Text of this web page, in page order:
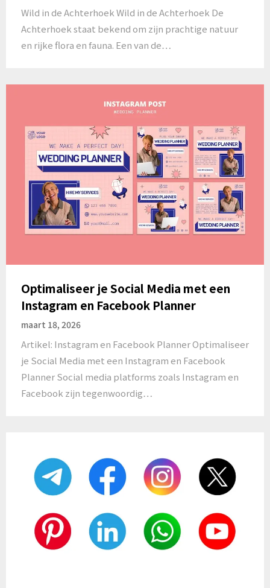
Wild in de Achterhoek Wild in de Achterhoek De
Achterhoek staat bekend om zijn prachtige natuur
en rijke flora en fauna. Een van de…
Optimaliseer je Social Media met een
Instagram en Facebook Planner
maart 18, 2026
Artikel: Instagram en Facebook Planner Optimaliseer
je Social Media met een Instagram en Facebook
Planner Social media platforms zoals Instagram en
Facebook zijn tegenwoordig…